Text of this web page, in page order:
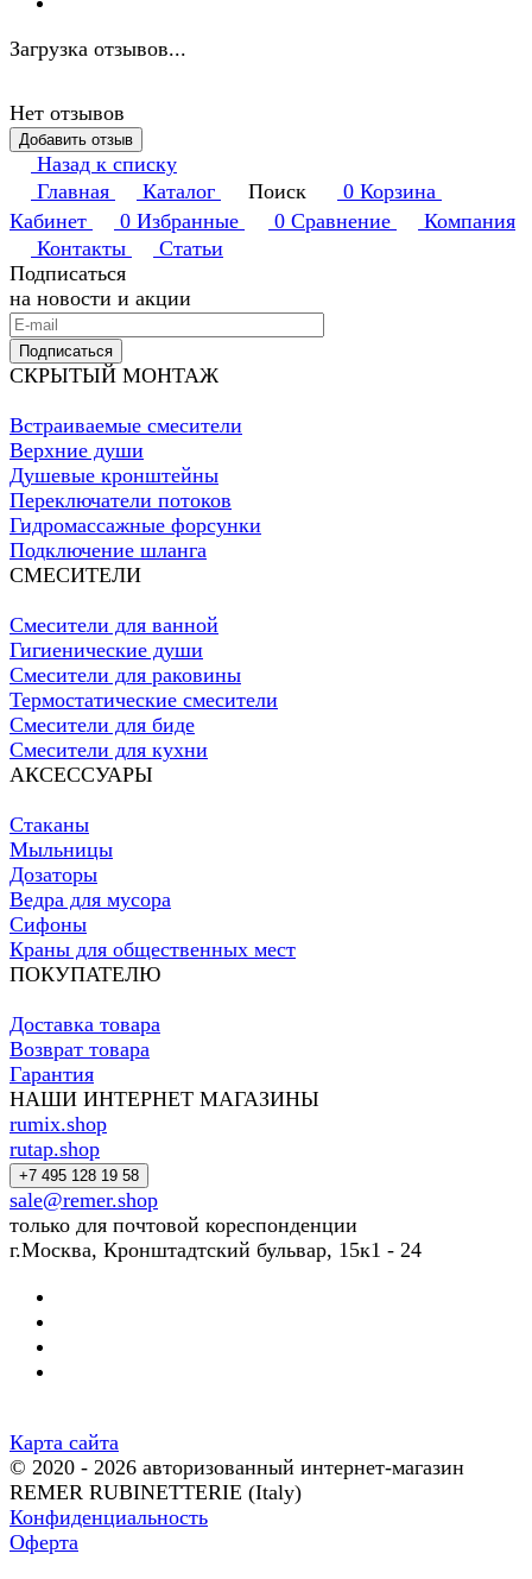
Загрузка отзывов...
Нет отзывов
Добавить отзыв
Назад к списку
Главная
Каталог Поиск 0 Корзина
Кабинет
0 Избранные 0 Сравнение
Компания
Контакты
Статьи
Подписаться
на новости и акции
Подписаться
СКРЫТЫЙ МОНТАЖ
Встраиваемые смесители
Верхние души
Душевые кронштейны
Переключатели потоков
Гидромассажные форсунки
Подключение шланга
СМЕСИТЕЛИ
Смесители для ванной
Гигиенические души
Смесители для раковины
Термостатические смесители
Смесители для биде
Смесители для кухни
АКСЕССУАРЫ
Стаканы
Мыльницы
Дозаторы
Ведра для мусора
Сифоны
Краны для общественных мест
ПОКУПАТЕЛЮ
Доставка товара
Возврат товара
Гарантия
НАШИ ИНТЕРНЕТ МАГАЗИНЫ
rumix.shop
rutap.shop
+7 495 128 19 58
sale@remer.shop
только для почтовой кореспонденции
г.Москва, Кронштадтский бульвар, 15к1 - 24
Карта сайта
© 2020 - 2026 авторизованный интернет-магазин
REMER RUBINETTERIE (Italy)
Конфиденциальность
Оферта